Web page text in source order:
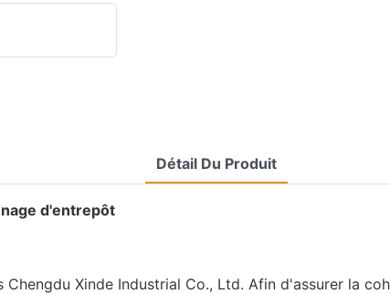
Détail Du Produit
d'entrepôt
Xinde Industrial Co., Ltd. Afin d'assurer la